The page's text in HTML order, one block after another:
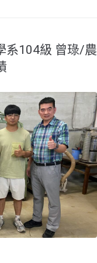
系104級 曾琭/農